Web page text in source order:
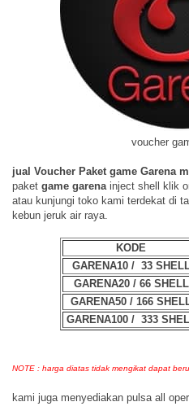
voucher
jual Voucher Paket game Garena
paket game garenainject shell klik
atau kunjungi toko kami terdekat di
kebun jeruk air raya.
KODE
GARENA10 / 33
GARENA20 / 66 SHELL
GARENA50 / 166
GARENA100 / 333
NOTE : harga diatas tidak mengikat dapat
kami juga menyediakan pulsa all